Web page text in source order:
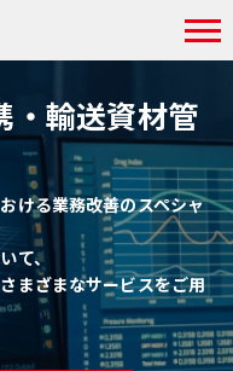
・輸送資材管
ける業務改善のスペシャ
て、
まざまなサービスをご用